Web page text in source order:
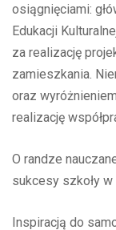
osiągnięciami:
Edukacji
za realizację
zamieszkania.
oraz
realizację
O randze
sukcesy szkoły
Inspiracją do